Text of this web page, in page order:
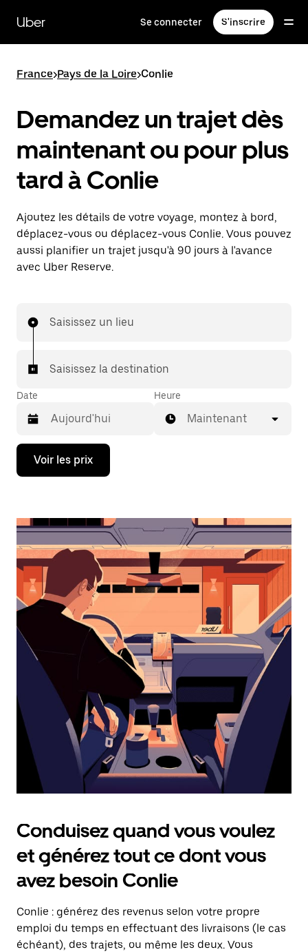
contenu
principal
Uber Se connecter S'inscrire
France>Pays de la Loire>Conlie
Demandez un trajet dès
maintenant ou pour plus
tard à Conlie
Ajoutez les détails de votre voyage, montez à bord,
déplacez-vous ou déplacez-vous Conlie. Vous pouvez
aussi planifier un trajet jusqu'à 90 jours à l'avance
avec Uber Reserve.
Saisissez un lieu
Saisissez la destination
Date
Appuyez
la
bas
ouvrir
le
calendrier
sélectionner
une
date.
Appuyez
sur
touche
pour
fermer
le
calendrier.
Heure
Maintenant
Voir les prix
Conduisez quand vous voulez
et générez tout ce dont vous
avez besoin Conlie
Conlie : générez des revenus selon votre propre
emploi du temps en effectuant des livraisons (le cas
échéant), des trajets, ou même les deux. Vous